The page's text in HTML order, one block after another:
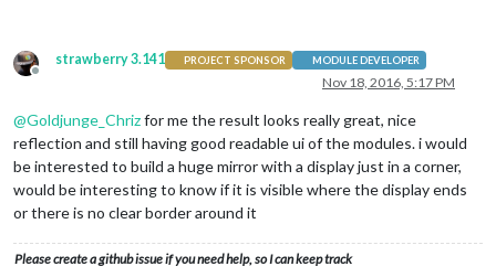
Offline
strawberry 3.141 PROJECT SPONSOR MODULE DEVELOPER
Nov 18, 2016, 5:17 PM
@Goldjunge_Chrizfor me the result looks really great, nice
reflection and still having good readable ui of the modules. i would
be interested to build a huge mirror with a display just in a corner,
would be interesting to know if it is visible where the display ends
or there is no clear border around it
Please create a github issue if you need help, so I can keep track